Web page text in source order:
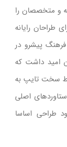
و متخصصان را
طراحان رایانه
پیشرو در
امید داشت که
سخت تایپ به
اصلی
طراحی اساسا